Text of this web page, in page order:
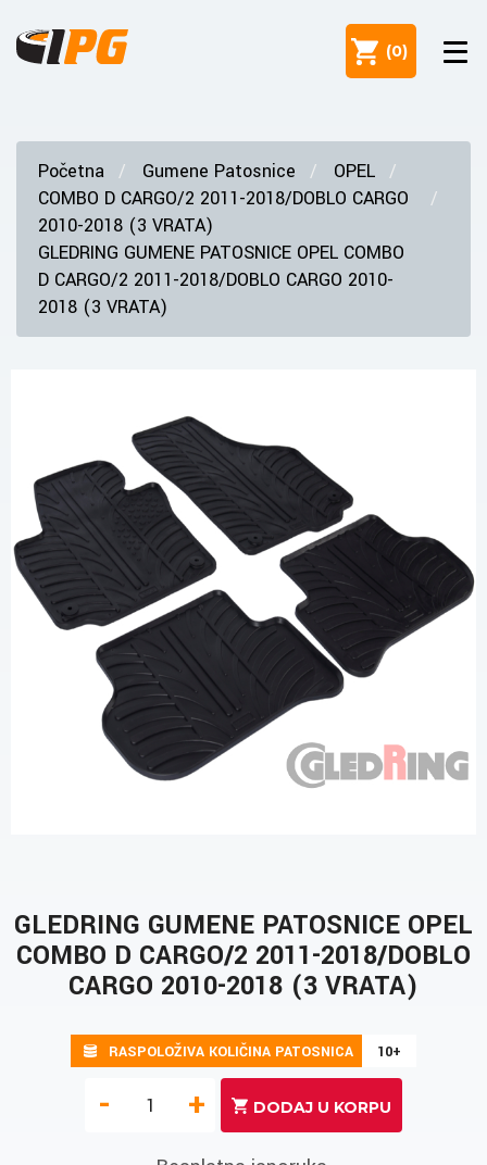
(0)
Početna Gumene Patosnice
OPEL
COMBO D CARGO/2 2011-2018/DOBLO CARGO
2010-2018 (3 VRATA)
GLEDRING GUMENE PATOSNICE OPEL COMBO
D CARGO/2 2011-2018/DOBLO CARGO 2010-
2018 (3 VRATA)
GLEDRING GUMENE PATOSNICE OPEL
COMBO D CARGO/2 2011-2018/DOBLO
CARGO 2010-2018 (3 VRATA)
RASPOLOŽIVA KOLIČINA PATOSNICA 10+
- +